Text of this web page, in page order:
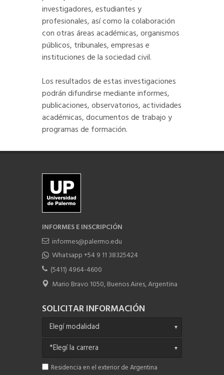
investigadores, estudiantes y
profesionales, así como la colaboración
con otras áreas académicas, organismos
públicos, tribunales, empresas e
instituciones de la sociedad civil.
Los resultados de estas investigaciones
podrán difundirse mediante informes,
publicaciones, observatorios, actividades
académicas, documentos de trabajo y
programas de formación.
INFORMES E INSCRIPCIÓN
informes@palermo.edu
Whatsapp +54 9 11 38325424
(5411) 4964-4600
Mario Bravo 1050, Buenos Aires, Argentina
SOLICITAR INFORMACIÓN
Residencia en el exterior de Argentina